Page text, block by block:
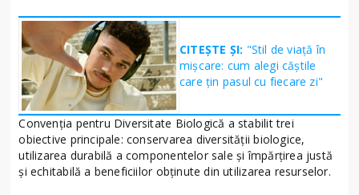
CITEȘTE ȘI: "Stil de viață în
mișcare: cum alegi căștile
care țin pasul cu fiecare zi"
Convenţia pentru Diversitate Biologică a stabilit trei
obiective principale: conservarea diversității biologice,
utilizarea durabilă a componentelor sale și împărțirea justă
și echitabilă a beneficiilor obținute din utilizarea resurselor.